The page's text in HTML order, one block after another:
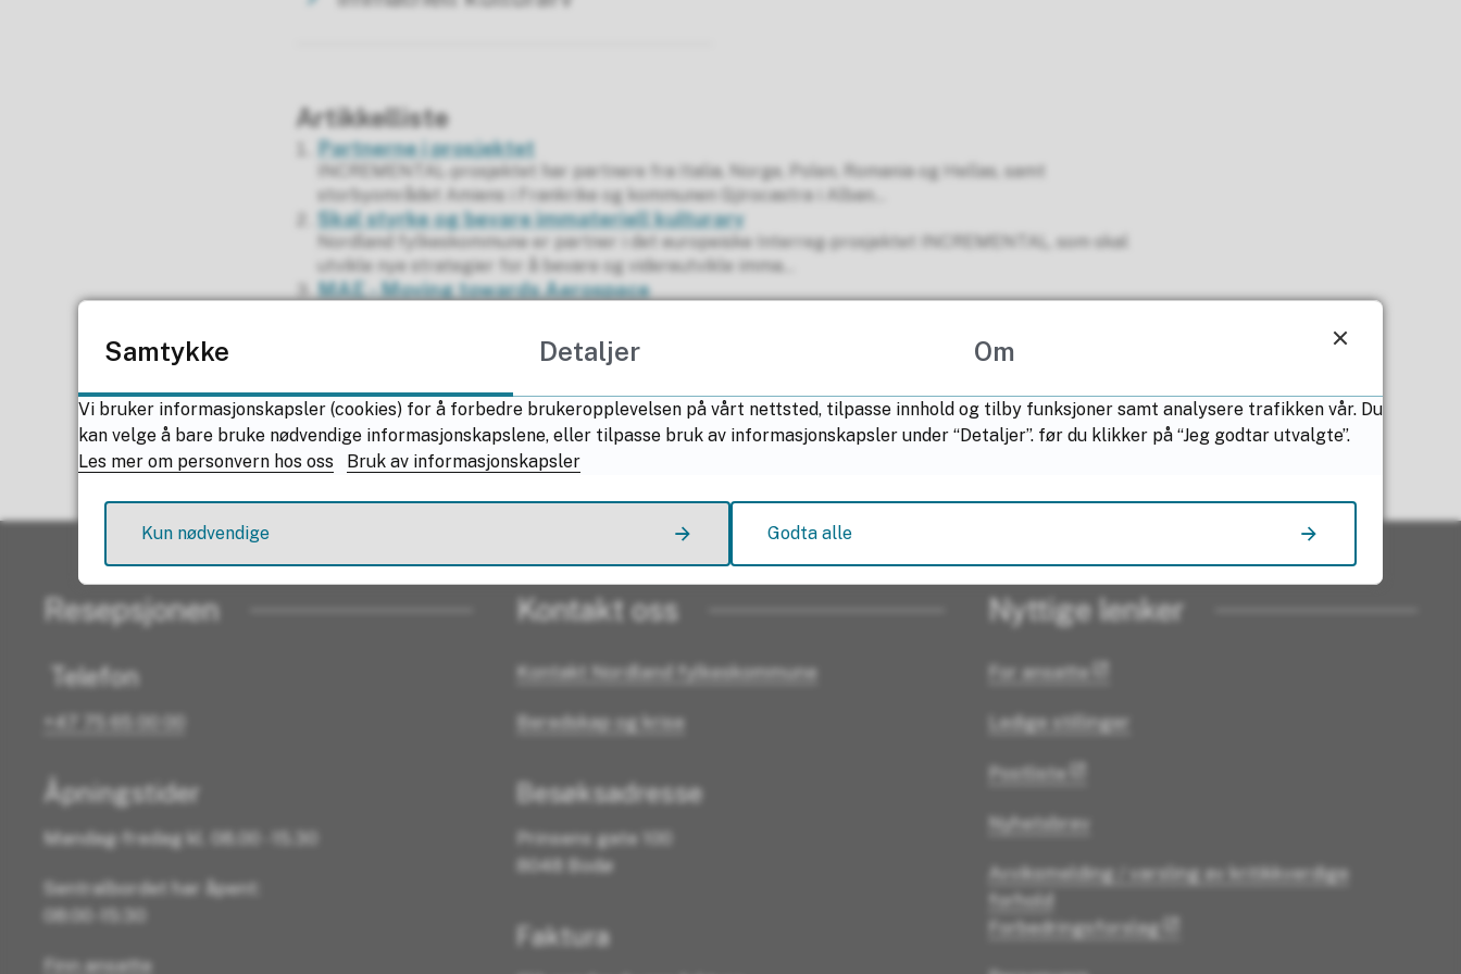
Artikkelliste
Partnerne i prosjektet
INCREMENTAL-prosjektet har partnere fra Italia, Norge, Polen, Romania og Hellas, samt
storbyområdet Amiens i Frankrike og kommunen Gjirocastra i Alban...
Skal styrke og bevare immateriell kulturarv
Nordland fylkeskommune er partner i det europeiske Interreg-prosjektet INCREMENTAL, som skal
utvikle nye strategier for å bevare og videreutvikle imma...
MAE - Moving towards Aerospace
economy of SMEs facing near-future obsolescence
Fant du det du lette etter?
Resepsjonen
Telefon
+47 75 65 00 00
Åpningstider
Mandag-fredag kl. 08.00 - 15.30
Sentralbordet har åpent:
08:00 -15:30
Finn ansatte
Kontakt oss
Kontakt Nordland fylkeskommune
Beredskap og krise
Besøksadresse
Prinsens gate 100
8048 Bodø
Faktura
Nyttige lenker
For ansatte
Ledige stillinger
Postliste
Nyhetsbrev
Avviksmelding / varsling av kritikkverdige
forhold
Forbedringsforslag
Samtykke Detaljer Om
Vi bruker informasjonskapsler (cookies) for å forbedre brukeropplevelsen på vårt nettsted, tilpasse innhold og tilby funksjoner samt analysere trafikken vår. Du
kan velge å bare bruke nødvendige informasjonskapslene, eller tilpasse bruk av informasjonskapsler under “Detaljer”. før du klikker på “Jeg godtar utvalgte”.
Les mer om personvern hos oss
Bruk av informasjonskapsler
Kun nødvendige Godta alle